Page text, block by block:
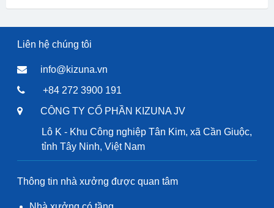
Liên hệ chúng tôi
info@kizuna.vn
+84 272 3900 191
CÔNG TY CỔ PHẦN KIZUNA JV
Lô K - Khu Công nghiệp Tân Kim, xã Cần Giuộc,
tỉnh Tây Ninh, Việt Nam
Thông tin nhà xưởng được quan tâm